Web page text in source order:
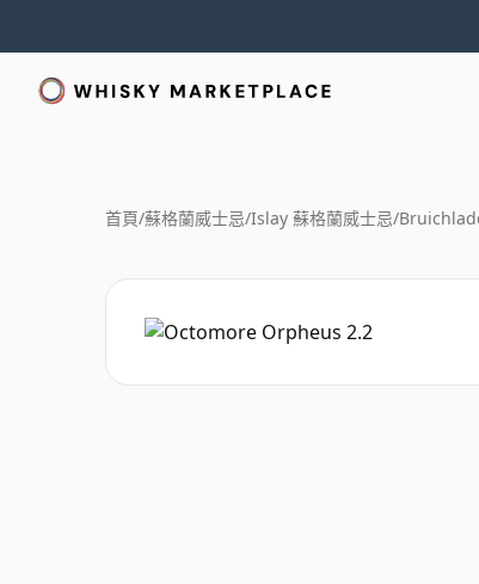
首頁/蘇格蘭威士忌/Islay 蘇格蘭威士忌/